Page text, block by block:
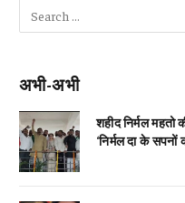
अभी-अभी
शहीद निर्मल महतो
‘निर्मल दा के